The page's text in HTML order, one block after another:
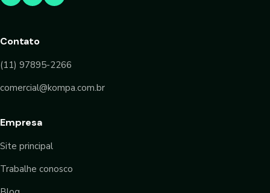
Contato
(11) 97895-2266
comercial@kompa.com.br
Empresa
Site principal
Trabalhe conosco